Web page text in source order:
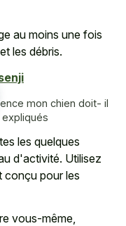
au moins une fois
les débris.
mon chien doit- il
les quelques
d'activité. Utilisez
conçu pour les
vous-même,